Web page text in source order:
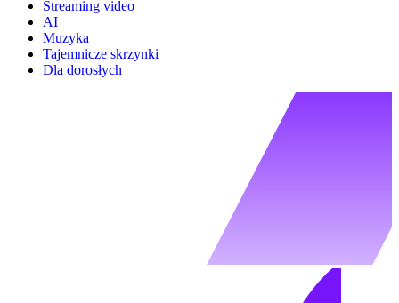
Streaming video
AI
Muzyka
Tajemnicze skrzynki
Dla dorosłych